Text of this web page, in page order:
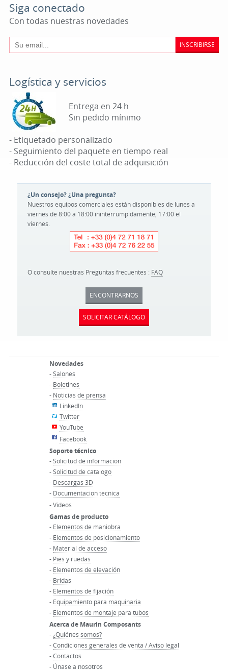
Siga conectado
Con todas nuestras novedades
INSCRIBIRSE
Logística y servicios
Entrega en 24 h
Sin pedido mínimo
- Etiquetado personalizado
- Seguimiento del paquete en tiempo real
- Reducción del coste total de adquisición
¿Un consejo? ¿Una pregunta?
Nuestros equipos comerciales están disponibles de lunes a
viernes de 8:00 a 18:00 ininterrumpidamente, 17:00 el
viernes.
O consulte nuestras Preguntas frecuentes : FAQ
ENCONTRARNOS
SOLICITAR CATÁLOGO
Novedades
-Salones
- Boletines
- Noticias de prensa
LinkedIn
Twitter
YouTube
Facebook
Soporte técnico
-Solicitud de informacion
-Solicitud de catalogo
- Descargas 3D
- Documentacion tecnica
-Videos
Gamas de producto
- Elementos de maniobra
- Elementos de posicionamiento
- Material de acceso
- Pies y ruedas
- Elementos de elevación
- Bridas
- Elementos de fijación
- Equipamiento para maquinaria
- Elementos de montaje para tubos
Acerca de Maurin Composants
-¿Quiénes somos?
-Condiciones generales de venta / Aviso legal
-Contactos
- Únase a nosotros